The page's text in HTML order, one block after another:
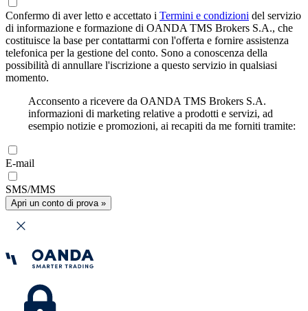
Confermo di aver letto e accettato i Termini e condizioni del servizio
di informazione e formazione di OANDA TMS Brokers S.A., che
costituisce la base per contattarmi con l'offerta e fornire assistenza
telefonica per la gestione del conto. Sono a conoscenza della
possibilità di annullare l'iscrizione a questo servizio in qualsiasi
momento.
Acconsento a ricevere da OANDA TMS Brokers S.A.
informazioni di marketing relative a prodotti e servizi, ad
esempio notizie e promozioni, ai recapiti da me forniti tramite:
E-mail
SMS/MMS
Apri un conto di prova »